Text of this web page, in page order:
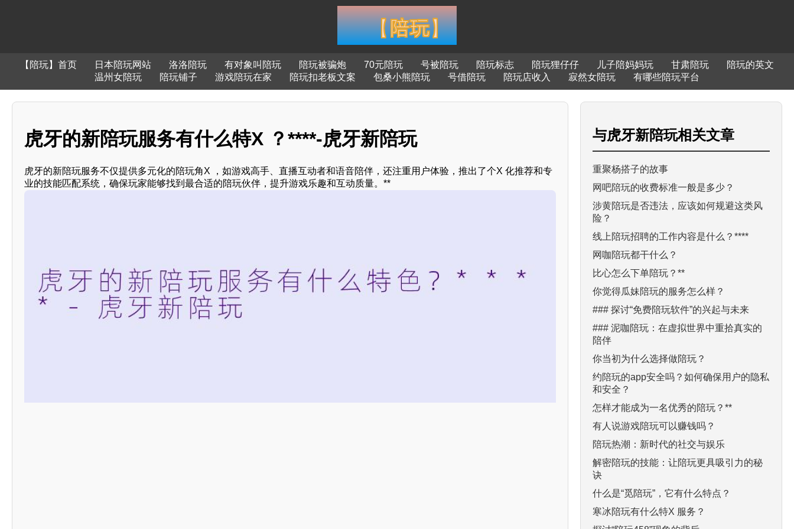
【陪玩】首页 日本陪玩网站 洛洛陪玩 有对象叫陪玩 陪玩被骗炮 70元陪玩 号被陪玩 陪玩标志 陪玩狸仔仔 儿子陪妈妈玩 甘肃陪玩
陪玩的英文
温州女陪玩
陪玩铺子 游戏陪玩在家 陪玩扣老板文案 包桑小熊陪玩 号借陪玩 陪玩店收入 寂然女陪玩 有哪些陪玩平台
虎牙的新陪玩服务有什么特X ？****-虎牙新陪玩
虎牙的新陪玩服务不仅提供多元化的陪玩角X ，如游戏高手、直播互动者和语音陪伴，还注重用户体验，推出了个X 化推荐和专
业的技能匹配系统，确保玩家能够找到最合适的陪玩伙伴，提升游戏乐趣和互动质量。**
与虎牙新陪玩相关文章
重聚杨搭子的故事
网吧陪玩的收费标准一般是多少？
涉黄陪玩是否违法，应该如何规避这类风
险？
线上陪玩招聘的工作内容是什么？****
网咖陪玩都干什么？
比心怎么下单陪玩？**
你觉得瓜妹陪玩的服务怎么样？
### 探讨“免费陪玩软件”的兴起与未来
### 泥咖陪玩：在虚拟世界中重拾真实的
陪伴
你当初为什么选择做陪玩？
约陪玩的app安全吗？如何确保用户的隐私
和安全？
怎样才能成为一名优秀的陪玩？**
有人说游戏陪玩可以赚钱吗？
陪玩热潮：新时代的社交与娱乐
解密陪玩的技能：让陪玩更具吸引力的秘
诀
什么是“觅陪玩”，它有什么特点？
寒冰陪玩有什么特X 服务？